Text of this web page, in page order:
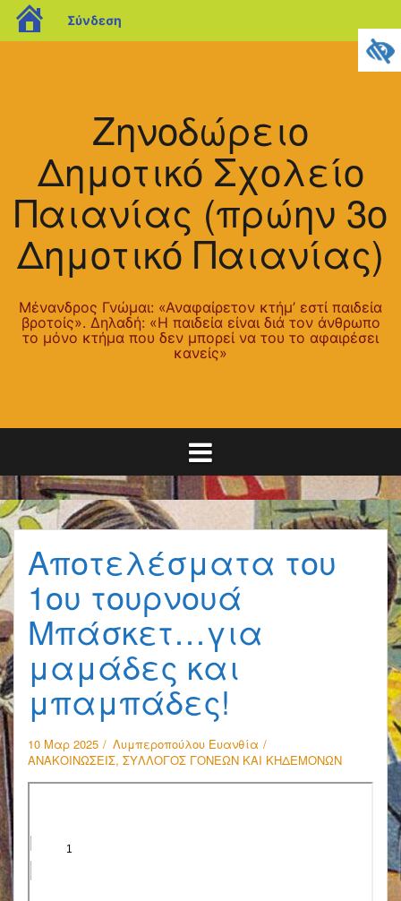
blogs.sch.gr
Σύνδεση
Ζηνοδώρειο
Δημοτικό Σχολείο
Παιανίας (πρώην 3ο
Δημοτικό Παιανίας)
Μένανδρος Γνώμαι: «Αναφαίρετον κτήμ’ εστί παιδεία
βροτοίς». Δηλαδή: «Η παιδεία είναι διά τον άνθρωπο
το μόνο κτήμα που δεν μπορεί να του το αφαιρέσει
κανείς»
Αποτελέσματα του
1ου τουρνουά
Μπάσκετ…για
μαμάδες και
μπαμπάδες!
10 Μαρ 2025
Λυμπεροπούλου Ευανθία
ΑΝΑΚΟΙΝΩΣΕΙΣ, ΣΥΛΛΟΓΟΣ ΓΟΝΕΩΝ ΚΑΙ ΚΗΔΕΜΟΝΩΝ